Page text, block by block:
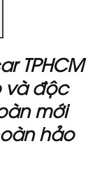
TPHCM
và độc
mới
hảo